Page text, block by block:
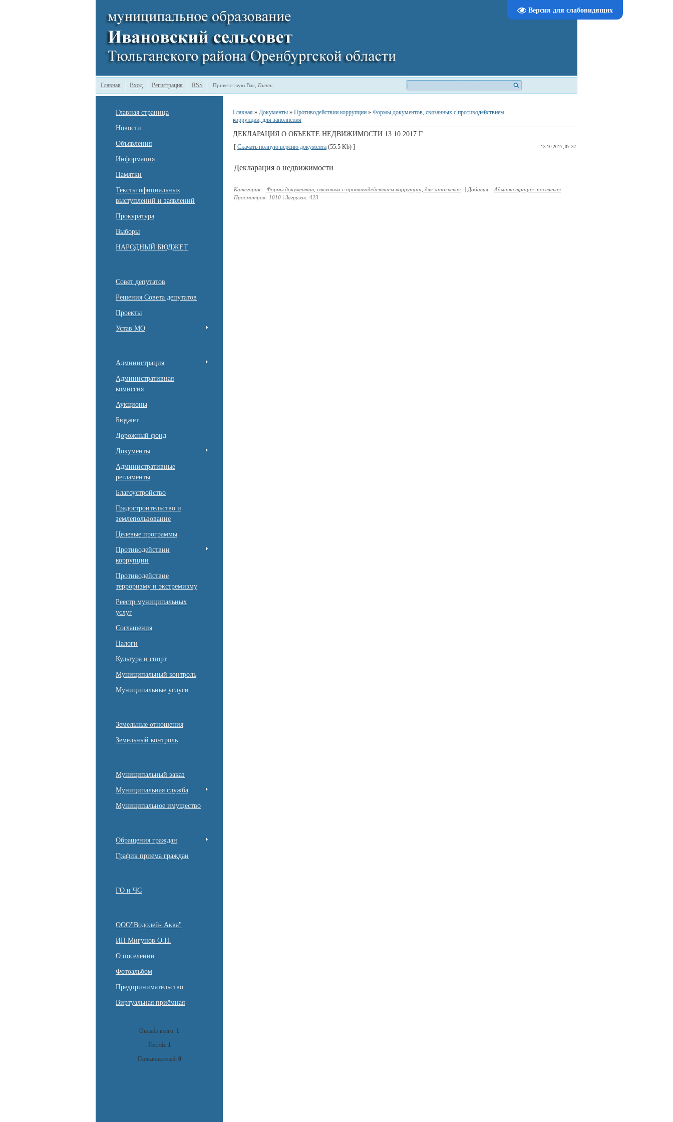
Версия для слабовидящих
Главная Вход Регистрация RSS Приветствую Вас Гость
Главная страница
Новости
Объявления
Информация
Памятки
Тексты официальных
выступлений и заявлений
Прокуратура
Выборы
НАРОДНЫЙ БЮДЖЕТ
Совет депутатов
Решения Совета депутатов
Проекты
Устав МО
Администрация
Административная
комиссия
Аукционы
Бюджет
Дорожный фонд
Документы
Административные
регламенты
Благоустройство
Градостроительство и
землепользование
Целевые программы
Противодействии
коррупции
Противодействие
терроризму и экстремизму
Реестр муниципальных
услуг
Соглашения
Налоги
Культура и спорт
Муниципальный контроль
Муниципальные услуги
Земельные отношения
Земельный контроль
Муниципальный заказ
Муниципальная служба
Муниципальное имущество
Обращения граждан
График приема граждан
ГО и ЧС
ООО"Водолей- Аква"
ИП Мигунов О.Н.
О поселении
Фотоальбом
Предпринимательство
Виртуальная приёмная
Онлайн всего: 1
Гостей: 1
Пользователей: 0
Главная » Документы » Противодействии коррупции » Формы документов, связанных с противодействием
коррупции, для заполнения
ДЕКЛАРАЦИЯ О ОБЪЕКТЕ НЕДВИЖИМОСТИ 13.10.2017 Г
[ Скачать полную версию документа (55.5 Kb) ] 13.10.2017, 07:37
Декларация о недвижимости
Категория: Формы документов, связанных с противодействием коррупции, для заполнения | Добавил:
Администрация_поселения
Просмотров: 1010 | Загрузок: 423